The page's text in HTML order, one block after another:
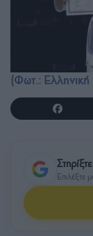
(Φωτ.:
Επιλέξτε